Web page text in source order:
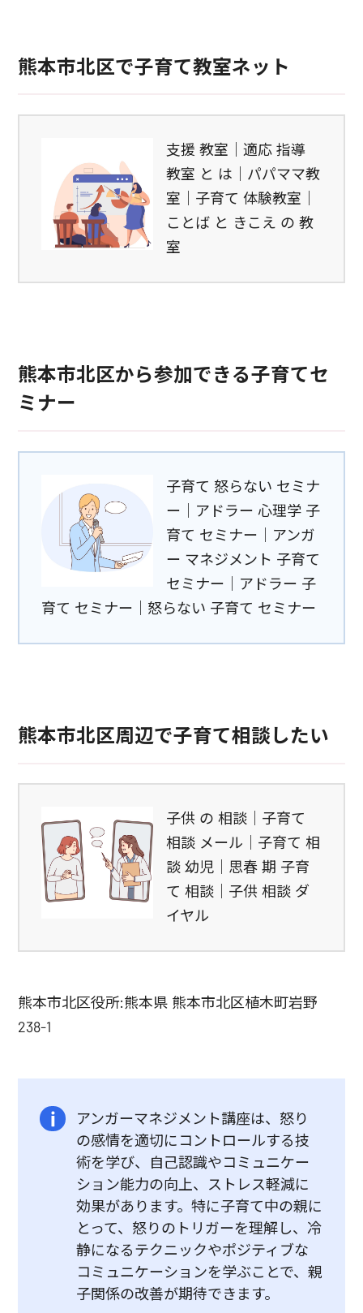
熊本市北区で子育て教室ネット
支援 教室｜適応 指導
教室 と は｜パパママ教
室｜子育て 体験教室｜
ことば と きこえ の 教
室
熊本市北区から参加できる子育てセ
ミナー
子育て 怒らない セミナ
ー｜アドラー 心理学 子
育て セミナー｜アンガ
ー マネジメント 子育て
セミナー｜アドラー 子
育て セミナー｜怒らない 子育て セミナー
熊本市北区周辺で子育て相談したい
子供 の 相談｜子育て
相談 メール｜子育て 相
談 幼児｜思春 期 子育
て 相談｜子供 相談 ダ
イヤル
熊本市北区役所:熊本県 熊本市北区植木町岩野
238-1
アンガーマネジメント講座は、怒り
の感情を適切にコントロールする技
術を学び、自己認識やコミュニケー
ション能力の向上、ストレス軽減に
効果があります。特に子育て中の親に
とって、怒りのトリガーを理解し、冷
静になるテクニックやポジティブな
コミュニケーションを学ぶことで、親
子関係の改善が期待できます。